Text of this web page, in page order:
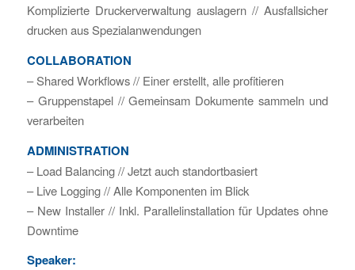
Komplizierte Druckerverwaltung auslagern // Ausfallsicher
drucken aus Spezialanwendungen
COLLABORATION
– Shared Workflows // Einer erstellt, alle profitieren
– Gruppenstapel // Gemeinsam Dokumente sammeln und
verarbeiten
ADMINISTRATION
– Load Balancing // Jetzt auch standortbasiert
– Live Logging // Alle Komponenten im Blick
– New Installer // Inkl. Parallelinstallation für Updates ohne
Downtime
Speaker: